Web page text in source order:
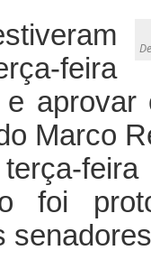
feira
aprovar
Marco
foi